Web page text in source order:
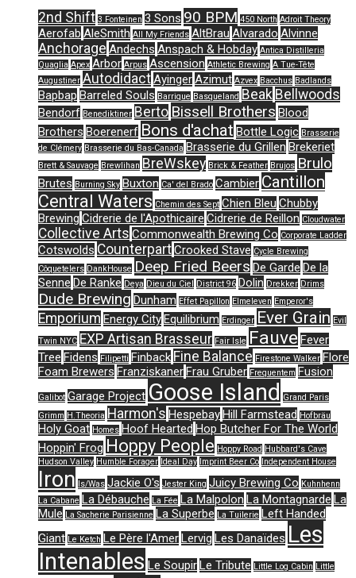
2nd Shift 3 Fonteinen 3 Sons 90 BPM 450 North Adroit Theory
Aerofab AleSmith All My Friends AltBrau Alvarado Alvinne
Anchorage Andechs Anspach & Hobday Antica Distilleria
Quaglia Apex Arbor Arpus Ascension Athletic Brewing A Tue-Tête
Augustiner AutodidactAyingerAzimut Azvex Bacchus Badlands
Bapbap Barreled Souls Barrique Basqueland Beak Bellwoods
Bendorf Benediktiner Berto Bissell Brothers Blood
Brothers Boerenerf Bons d'achat Bottle Logic Brasserie
de Clémery Brasserie du Bas-Canada Brasserie du Grillen Brekeriet
Brett & Sauvage Brewlihan BreWskey Brick & Feather Brujos Brulo
Brutes Burning Sky Buxton Ca' del Brado Cambier Cantillon
Central Waters Chemin des Sept Chien Bleu Chubby
Brewing Cidrerie de l'Apothicaire Cidrerie de Reillon Cloudwater
Collective Arts Commonwealth Brewing Co Corporate Ladder
Cotswolds CounterpartCrooked Stave Cycle Brewing
Côquetelers DankHouse Deep Fried Beers De Garde De la
Senne De Ranke Deya Dieu du Ciel District 96 Dolin Drekker Drims
Dude Brewing Dunham Effet Papillon Elmeleven Emperor's
Emporium Energy CityEquilibrium Erdinger Ever Grain Evil
Twin NYC EXP Artisan Brasseur Fair Isle Fauve Fever
Tree Fidens Filipetti Finback Fine Balance Firestone Walker Flore
Foam Brewers FranziskanerFrau Gruber Frequentem Fusion
Galibot Garage Project Goose Island
Grand Paris
Grimm H.Theoria Harmon's HespebayHill Farmstead Hofbräu
Holy Goat Homes Hoof Hearted Hop Butcher For The World
Hoppin' Frog Hoppy People Hoppy Road Hubbard's Cave
Hudson Valley Humble Forager Ideal Day Imprint Beer Co Independent House
Iron Is/Was Jackie O's Jester King Juicy Brewing Co Kuhnhenn
La Cabane La Débauche La Fée La Malpolon La Montagnarde La
Mule La Sacherie Parisienne La Superbe La Tuilerie Left Handed
Giant Le Ketch Le Père l'AmerLervig Les Danaïdes Les
Intenables Le SoupirLe Tribute Little Log Cabin Little